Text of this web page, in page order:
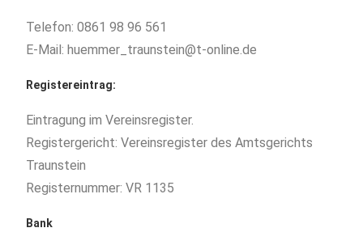
Telefon: 0861 98 96 561
E-Mail: huemmer_traunstein@t-online.de
Registereintrag:
Eintragung im Vereinsregister.
Registergericht: Vereinsregister des Amtsgerichts
Traunstein
Registernummer: VR 1135
Bank